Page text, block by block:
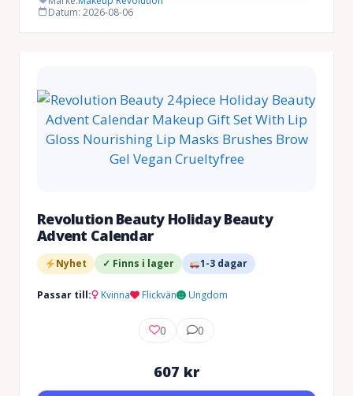
Datum: 2026-08-06
Revolution Beauty Holiday Beauty
Advent Calendar
Nyhet ✓ Finns i lager 1-3 dagar
Passar till: Kvinna Flickvän Ungdom
0 0
607 kr